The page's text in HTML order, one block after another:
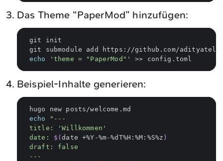
Das Theme “PaperMod” hinzufügen:
echo 'theme = "PaperMod"'
Beispiel-Inhalte generieren:
echo
date: $(date +%Y-%m-%dT%H:%M:%S%z )